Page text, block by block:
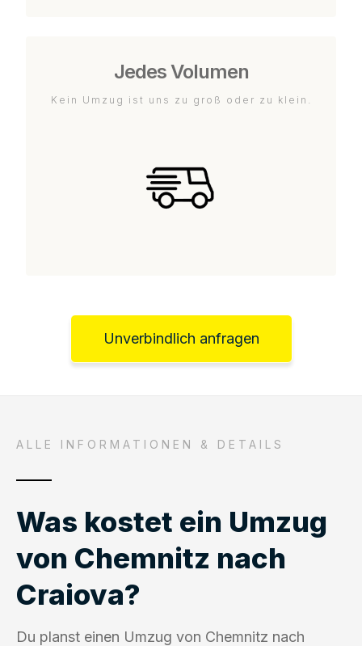
Jedes Volumen
Kein Umzug ist uns zu groß oder zu klein.
Unverbindlich anfragen
ALLE INFORMATIONEN & DETAILS
Was kostet ein Umzug
von Chemnitz nach
Craiova?
Du planst einen Umzug von Chemnitz nach